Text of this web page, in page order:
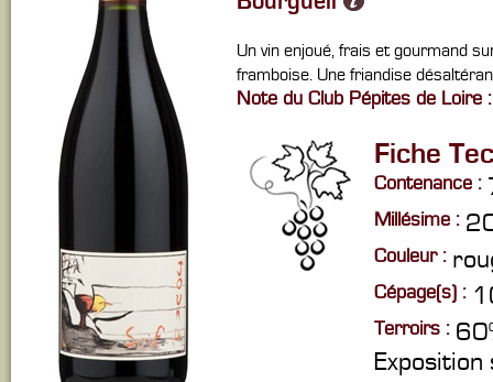
Un vin enjoué, frais et gourmand
framboise. Une friandise
Note du Club Pépites de Loire :
Fiche
Contenance :
Millésime :
Couleur :
Cépage(s) :
Terroirs :
Exposition